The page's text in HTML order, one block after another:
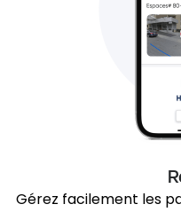
Gérez facilement les